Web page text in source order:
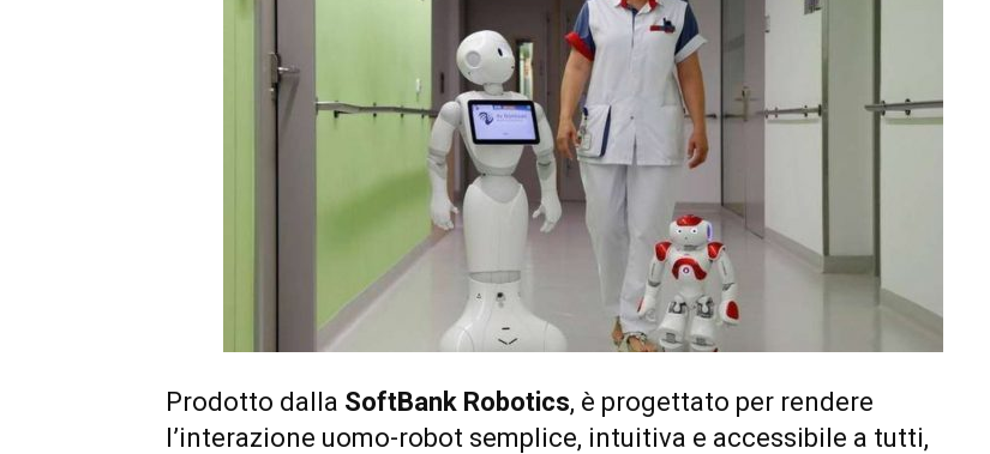
Prodotto dalla SoftBank Robotics, è progettato per rendere
l’interazione uomo-robot semplice, intuitiva e accessibile a tutti,